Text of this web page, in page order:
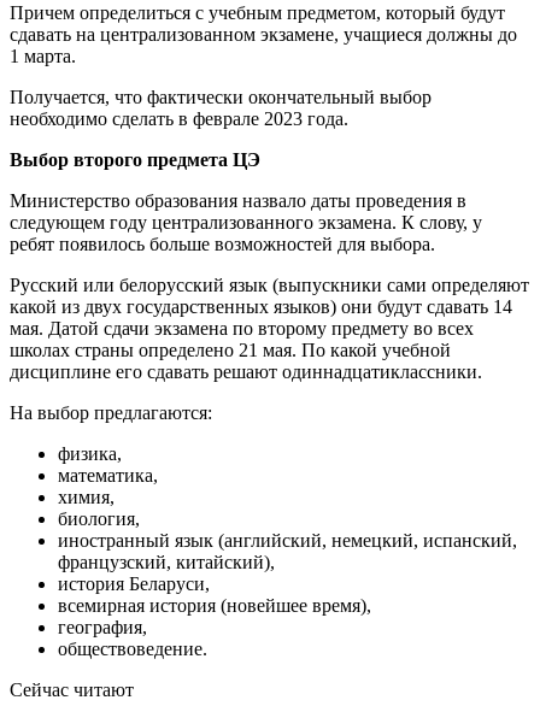
Причем определиться с учебным предметом, который будут
сдавать на централизованном экзамене, учащиеся должны до
1 марта.
Получается, что фактически окончательный выбор
необходимо сделать в феврале 2023 года.
Выбор второго предмета ЦЭ
Министерство образования назвало даты проведения в
следующем году централизованного экзамена. К слову, у
ребят появилось больше возможностей для выбора.
Русский или белорусский язык (выпускники сами определяют
какой из двух государственных языков) они будут сдавать 14
мая. Датой сдачи экзамена по второму предмету во всех
школах страны определено 21 мая. По какой учебной
дисциплине его сдавать решают одиннадцатиклассники.
На выбор предлагаются:
физика,
математика,
химия,
биология,
иностранный язык (английский, немецкий, испанский,
французский, китайский),
история Беларуси,
всемирная история (новейшее время),
география,
обществоведение.
Сейчас читают